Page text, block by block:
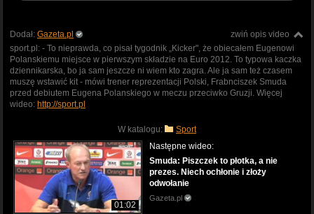
zwiń opis video
Dodał: Gazeta.pl
sport.pl: - To nieprawda, co pisał tygodnik „Kicker", że obiecałem Eugenowi
Polanskiemu miejsce w pierwszym składzie na Euro 2012. To typowa kaczka
dziennikarska, bo ja sam jeszcze ni wiem kto zagra. Ale ja sam też czasem
muszę wstawić kit - mówi trener reprezentacji Polski, Frabnciszek Smuda
przed debiutem Eugena Polanskiego w meczu przeciwko Gruzji. Więcej
wideo: http://sport.pl
W katalogu: Sport
01:02
Następne wideo:
Smuda: Piszczek to płotka, a nie
prezes. Niech ochłonie i złoży
odwołanie
Gazeta.pl